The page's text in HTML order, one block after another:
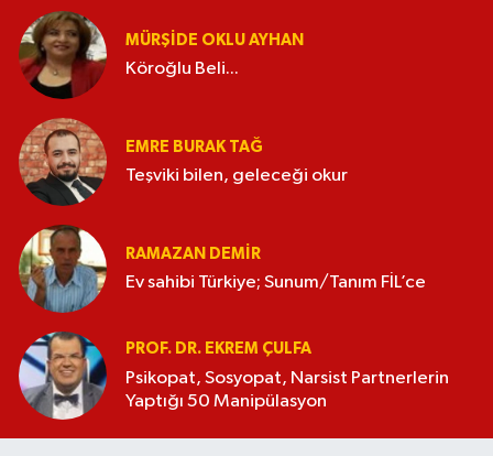
MÜRŞIDE OKLU AYHAN
Köroğlu Beli...
EMRE BURAK TAĞ
Teşviki bilen, geleceği okur
RAMAZAN DEMİR
Ev sahibi Türkiye; Sunum/Tanım FİL’ce
PROF. DR. EKREM ÇULFA
Psikopat, Sosyopat, Narsist Partnerlerin
Yaptığı 50 Manipülasyon